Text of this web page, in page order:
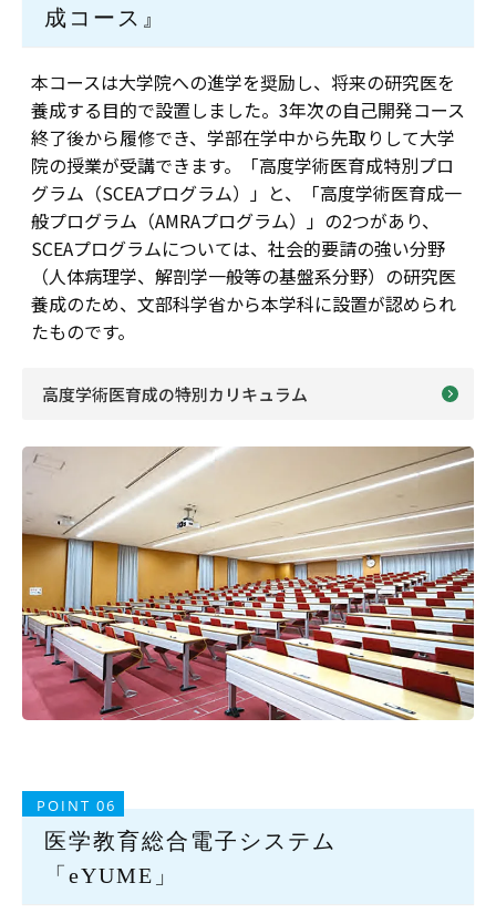
成コース』
本コースは大学院への進学を奨励し、将来の研究医を
養成する目的で設置しました。3年次の自己開発コース
終了後から履修でき、学部在学中から先取りして大学
院の授業が受講できます。「高度学術医育成特別プロ
グラム（SCEAプログラム）」と、「高度学術医育成一
般プログラム（AMRAプログラム）」の2つがあり、
SCEAプログラムについては、社会的要請の強い分野
（人体病理学、解剖学一般等の基盤系分野）の研究医
養成のため、文部科学省から本学科に設置が認められ
たものです。
高度学術医育成の特別カリキュラム
POINT 06
医学教育総合電子システム
「eYUME」